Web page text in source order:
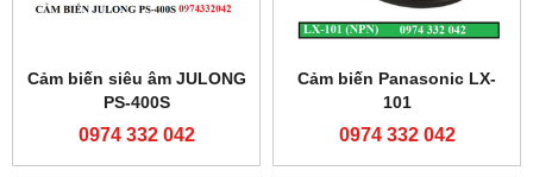
Cảm biến siêu âm JULONG
PS-400S
0974 332 042
Cảm biến Panasonic LX-
101
0974 332 042